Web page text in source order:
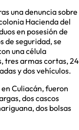
una denuncia sobre
Hacienda del
en posesión de
de seguridad, se
una célula
tres armas cortas, 24
y dos vehículos.
Culiacán, fueron
dos cascos
dos bolsas